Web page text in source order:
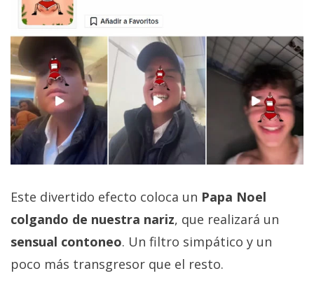
Este divertido efecto coloca un Papa Noel
colgando de nuestra nariz, que realizará un
sensual contoneo. Un filtro simpático y un
poco más transgresor que el resto.